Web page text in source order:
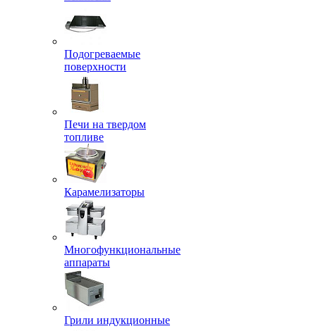
Подогреваемые
поверхности
Печи на твердом
топливе
Карамелизаторы
Многофункциональные
аппараты
Грили индукционные